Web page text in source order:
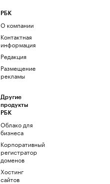
РБК
О компании
Контактная
информация
Редакция
Размещение
рекламы
Другие
продукты
РБК
Облако для
бизнеса
Корпоративный
регистратор
доменов
Хостинг
сайтов